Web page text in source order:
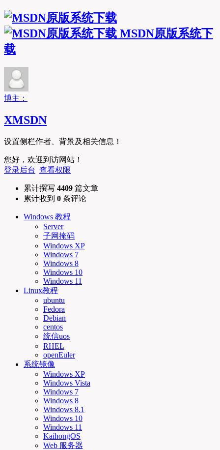
MSDN原版系统下
载
博主：
XMSDN
设置侧栏作者、背景及相关信息！
您好，欢迎到访网站！
登录后台 查看权限
累计撰写 4409 篇文章
累计收到 0 条评论
Windows 教程
Server
子网掩码
Windows XP
Windows 7
Windows 8
Windows 10
Windows 11
Linux教程
ubuntu
Fedora
Debian
centos
统信uos
RHEL
openEuler
系统镜像
Windows XP
Windows Vista
Windows 7
Windows 8
Windows 8.1
Windows 10
Windows 11
KaihongOS
Web 服务器